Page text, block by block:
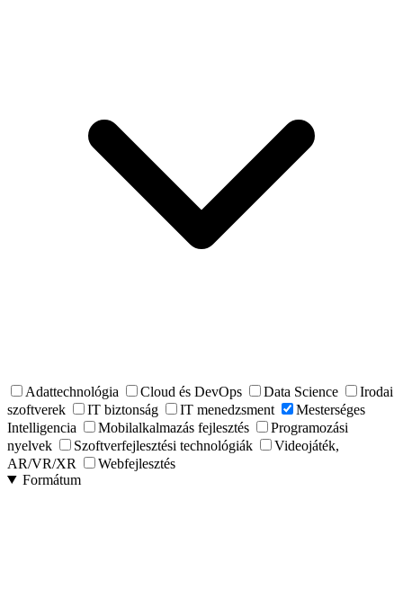
Adattechnológia Cloud és DevOps Data Science
Irodai
szoftverek
IT biztonság IT menedzsment
Mesterséges
Intelligencia
Mobilalkalmazás fejlesztés
Programozási
nyelvek
Szoftverfejlesztési technológiák
Videojáték,
AR/VR/XR
Webfejlesztés
Formátum